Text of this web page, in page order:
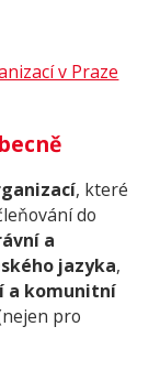
v Praze
, které
do
a
jazyka,
a komunitní
pro